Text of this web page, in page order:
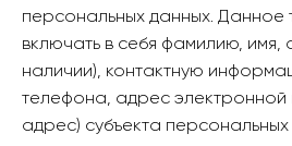
персональных данных.
включать в себя фамилию, имя,
наличии), контактную
телефона, адрес электронной
адрес) субъекта